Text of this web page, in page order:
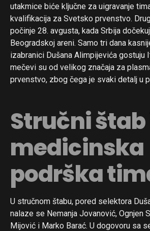
utakmice biće ključne za uigravanje
kvalifikacija za Svetsko prvenstvo.
počinje 28. avgusta, kada Srbija
Beogradskoj areni. Samo tri dana
izabranici Dušana Alimpijevića gostuju
mečevi su od velikog značaja za
prvenstvo, zbog čega je svaki detalj u
Stručni štab
medicinska
podrška
U stručnom štabu, pored selektora
nalaze se Nemanja Jovanović, Ognjen
Mijović i Marko Barać. U dogovoru sa